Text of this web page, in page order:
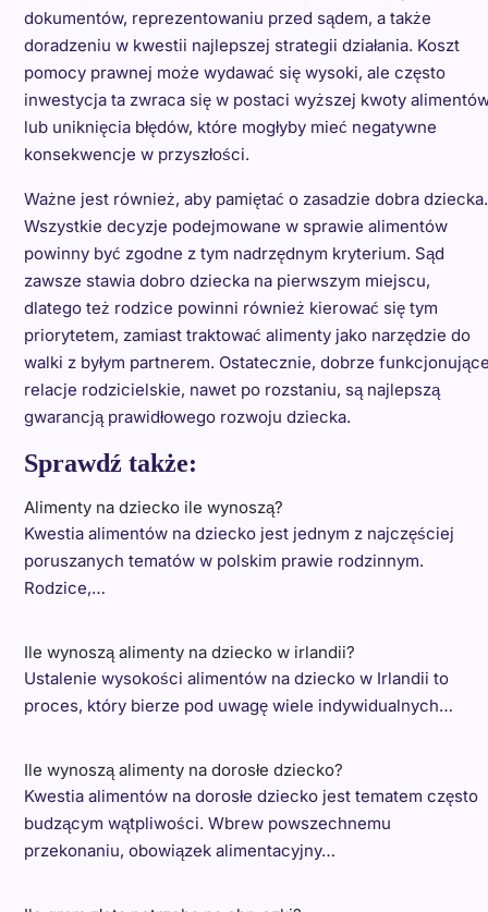
dokumentów, reprezentowaniu przed sądem, a także
doradzeniu w kwestii najlepszej strategii działania. Koszt
pomocy prawnej może wydawać się wysoki, ale często
inwestycja ta zwraca się w postaci wyższej kwoty
lub uniknięcia błędów, które mogłyby mieć negatywne
konsekwencje w przyszłości.
Ważne jest również, aby pamiętać o zasadzie dobra dziecka.
Wszystkie decyzje podejmowane w sprawie alimentów
powinny być zgodne z tym nadrzędnym kryterium. Sąd
zawsze stawia dobro dziecka na pierwszym miejscu,
dlatego też rodzice powinni również kierować się tym
priorytetem, zamiast traktować alimenty jako narzędzie do
walki z byłym partnerem. Ostatecznie, dobrze
relacje rodzicielskie, nawet po rozstaniu, są najlepszą
gwarancją prawidłowego rozwoju dziecka.
Sprawdź także:
Alimenty na dziecko ile wynoszą?
Kwestia alimentów na dziecko jest jednym z najczęściej
poruszanych tematów w polskim prawie rodzinnym.
Rodzice,…
Ile wynoszą alimenty na dziecko w irlandii?
Ustalenie wysokości alimentów na dziecko w Irlandii to
proces, który bierze pod uwagę wiele indywidualnych…
Ile wynoszą alimenty na dorosłe dziecko?
Kwestia alimentów na dorosłe dziecko jest tematem często
budzącym wątpliwości. Wbrew powszechnemu
przekonaniu, obowiązek alimentacyjny…